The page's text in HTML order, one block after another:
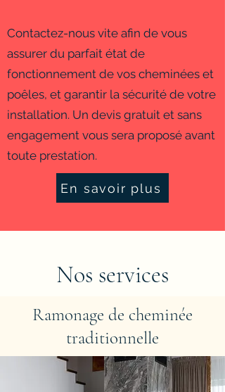
Contactez-nous vite afin de vous
assurer du parfait état de
fonctionnement de vos cheminées et
poêles, et garantir la sécurité de votre
installation. Un devis gratuit et sans
engagement vous sera proposé avant
toute prestation.
En savoir plus
Nos services
Ramonage de cheminée
traditionnelle